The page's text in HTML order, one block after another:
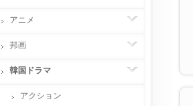
アニメ
邦画
韓国ドラマ
アクション